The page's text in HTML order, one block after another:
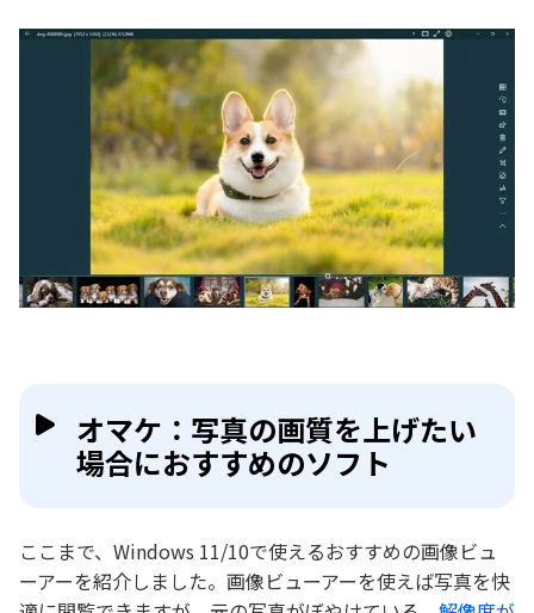
オマケ：写真の画質を上げたい
場合におすすめのソフト
ここまで、Windows 11/10で使えるおすすめの画像ビュ
ーアーを紹介しました。画像ビューアーを使えば写真を快